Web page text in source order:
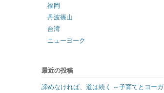
福岡
丹波篠山
台湾
ニューヨーク
最近の投稿
諦めなければ、道は続く ～子育てとヨーガ